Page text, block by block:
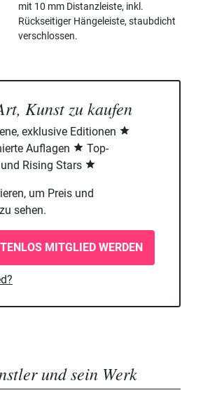
mit 10 mm Distanzleiste, inkl.
Rückseitiger Hängeleiste, staubdicht
verschlossen.
Kunst zu kaufen
exklusive Editionen
Auflagen
Top-
Rising Stars
um Preis und
sehen.
MITGLIED WERDEN
und sein Werk